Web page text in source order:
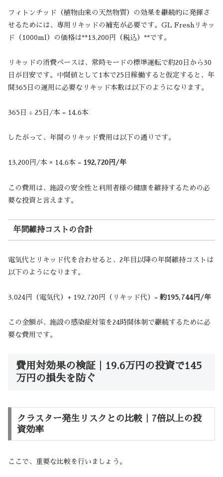
フィトンチッド（植物由来の天然物質）の効果を継続的に発揮さ
せるためには、専用リキッドの補充が必要です。GL Freshリキッ
ド（1000ml）の価格は**13,200円（税込）**です。
リキッドの消費ペースは、常時モードの標準運転で約20日から30
日が目安です。中間値として1本で25日稼働すると仮定すると、年
間365日の運用に必要なリキッド本数は以下のようになります。
365日 ÷ 25日/本 = 14.6本
したがって、年間のリキッド費用は以下の通りです。
13,200円/本 × 14.6本 = 192,720円/年
この費用は、施設の安全性と利用者様の健康を維持するための必
要な投資と言えます。
年間維持コストの合計
電気代とリキッド代を合わせると、2年目以降の年間維持コストは
以下のようになります。
3,024円（電気代）+ 192,720円（リキッド代）= 約195,744円/年
この金額が、施設の感染症対策を24時間体制で継続するために必
要な費用です。
費用対効果の検証｜19.6万円の投資で145
万円の損失を防ぐ
クラスター発生リスクとの比較｜7倍以上の投
資効率
ここで、重要な比較を行いましょう。